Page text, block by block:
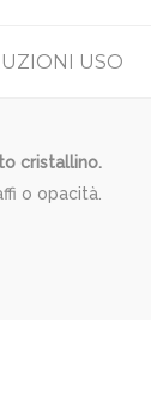
USO
cristallino.
o opacità.